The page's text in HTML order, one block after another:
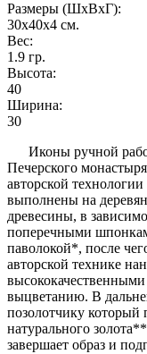
Размеры (ШxВxГ):
30х40х4 см.
Вес:
1.9 гр.
Высота:
40
Ширина:
30
Иконы ручной
Печерского
авторской
выполнены на
древесины, в
поперечными
паволокой*, после
авторской технике
выцветанию. В
позолотчику который
натурального
завершает образ и